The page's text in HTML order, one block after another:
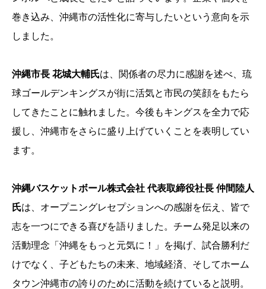
巻き込み、沖縄市の活性化に寄与したいという意向を示
しました。
沖縄市長 花城大輔氏は、関係者の尽力に感謝を述べ、琉
球ゴールデンキングスが街に活気と市民の笑顔をもたら
してきたことに触れました。今後もキングスを全力で応
援し、沖縄市をさらに盛り上げていくことを表明してい
ます。
沖縄バスケットボール株式会社 代表取締役社長 仲間陸人
氏は、オープニングレセプションへの感謝を伝え、皆で
志を一つにできる喜びを語りました。チーム発足以来の
活動理念「沖縄をもっと元気に！」を掲げ、試合勝利だ
けでなく、子どもたちの未来、地域経済、そしてホーム
タウン沖縄市の誇りのために活動を続けていると説明。